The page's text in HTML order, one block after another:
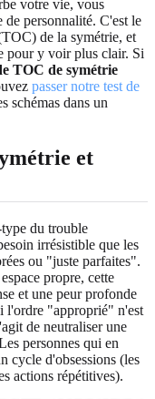
votre vie, vous
personnalité. C'est le
de la symétrie, et
pour y voir plus clair. Si
TOC de symétrie
passer notre test de
schémas dans un
et
du trouble
irrésistible que les
ou "juste parfaites".
propre, cette
et une peur profonde
l'ordre "approprié" n'est
de neutraliser une
personnes qui en
cycle d'obsessions (les
actions répétitives).